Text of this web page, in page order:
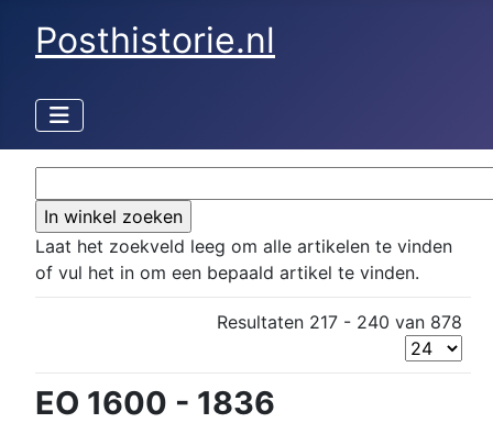
Posthistorie.nl
Laat het zoekveld leeg om alle artikelen te vinden
of vul het in om een bepaald artikel te vinden.
Resultaten 217 - 240 van 878
EO 1600 - 1836